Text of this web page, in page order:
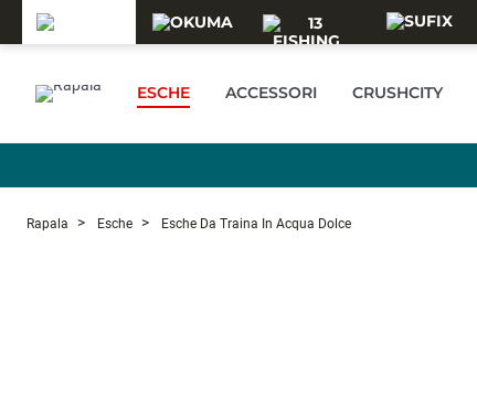
ESCHE ACCESSORI CRUSHCITY
Rapala Esche Esche Da Traina In Acqua Dolce